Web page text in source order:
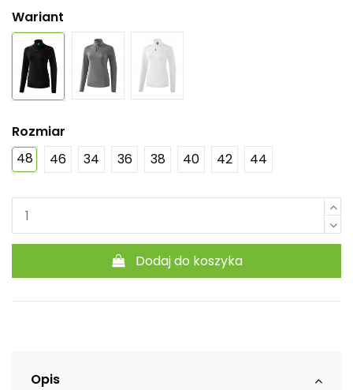
Wariant
Rozmiar
48
46 34 36 38 40 42 44
Dodaj do koszyka
Opis